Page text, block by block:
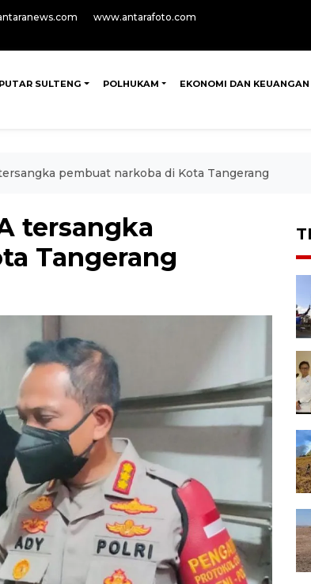
www.antarafoto.com
SULTENG POLHUKAM EKONOMI DAN KEUANGAN
pembuat narkoba di Kota Tangerang
tersangka
Tangerang